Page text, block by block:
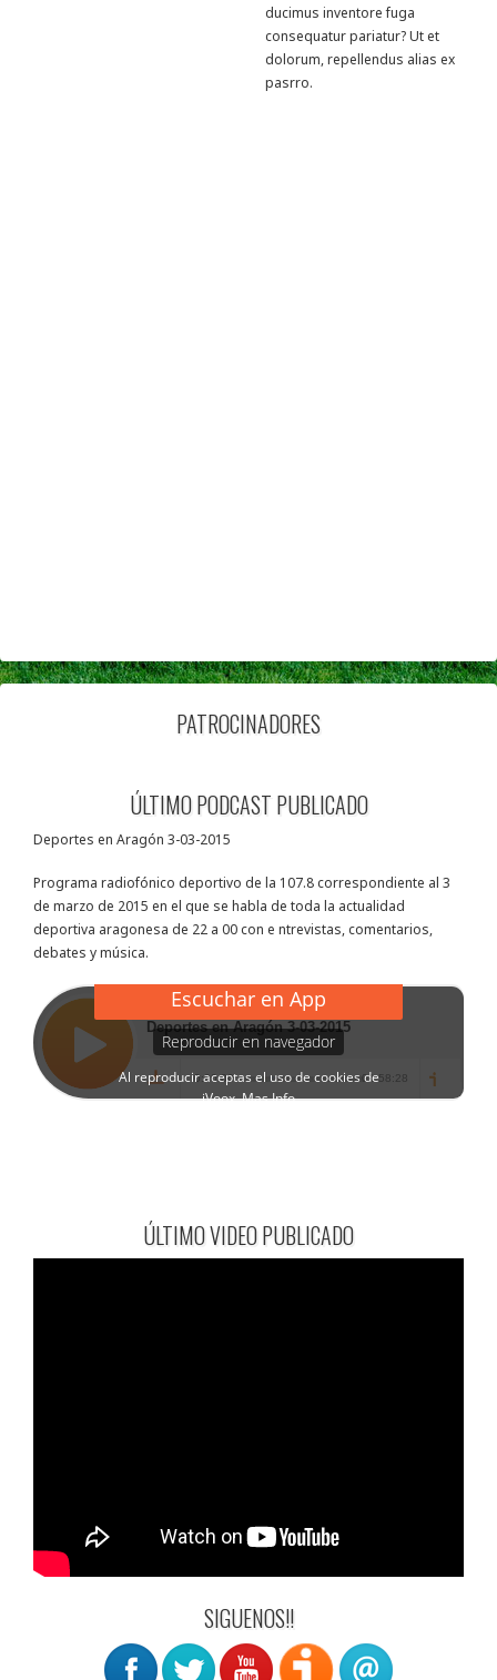
ducimus inventore fuga
consequatur pariatur? Ut et
dolorum, repellendus alias ex
pasrro.
PATROCINADORES
ÚLTIMO PODCAST PUBLICADO
Deportes en Aragón 3-03-2015
Programa radiofónico deportivo de la 107.8 correspondiente al 3
de marzo de 2015 en el que se habla de toda la actualidad
deportiva aragonesa de 22 a 00 con e ntrevistas, comentarios,
debates y música.
ÚLTIMO VIDEO PUBLICADO
SIGUENOS!!